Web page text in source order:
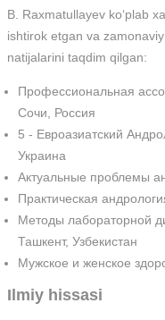
B. Raxmatullayev ko‘plab
ishtirok etgan va
natijalarini taqdim qilgan:
Профессиональная
Сочи, Россия
5 - Евроазиатский
Украина
Актуальные проблемы
Практическая
Методы лабораторной
Ташкент, Узбекистан
Мужское и женское
Ilmiy hissasi